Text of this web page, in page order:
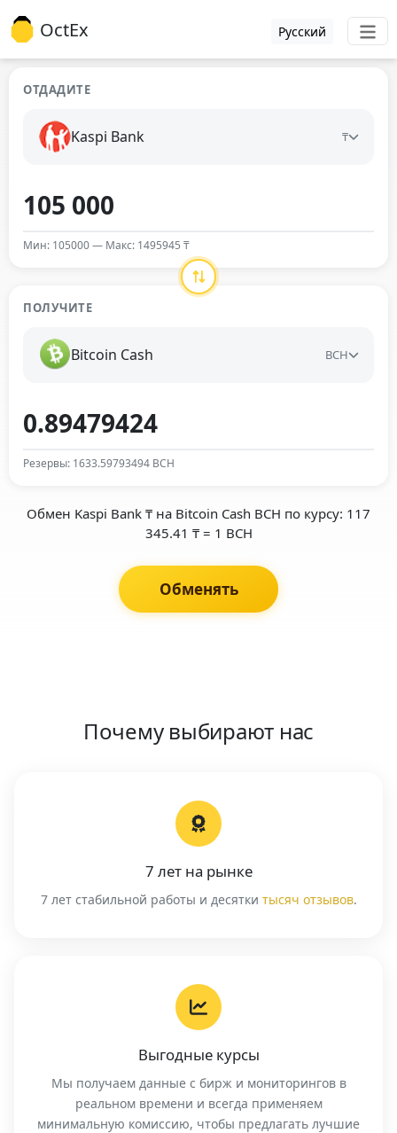
OctEx Русский
ОТДАДИТЕ
Kaspi Bank ₸
Мин: 105000 — Макс: 1495945 ₸
ПОЛУЧИТЕ
Bitcoin Cash BCH
Резервы: 1633.59793494 BCH
Обмен Kaspi Bank ₸ на Bitcoin Cash BCH по курсу: 117
345.41 ₸ = 1 BCH
Обменять
Почему выбирают нас
7 лет на рынке
7 лет стабильной работы и десятки тысяч отзывов.
Выгодные курсы
Мы получаем данные с бирж и мониторингов в
реальном времени и всегда применяем
минимальную комиссию, чтобы предлагать лучшие